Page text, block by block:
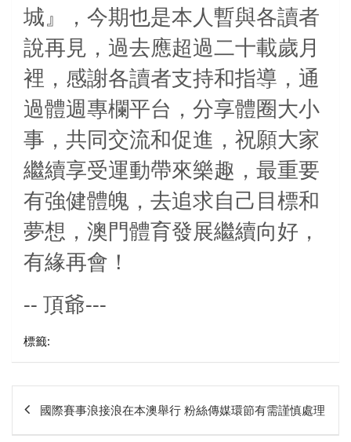
城』，今期也是本人暫與各讀者
說再見，過去應超過二十載歲月
裡，感謝各讀者支持和指導，通
過體週專欄平台，分享體圈大小
事，共同交流和促進，祝願大家
繼續享受運動帶來樂趣，最重要
有強健體魄，去追求自己目標和
夢想，澳門體育發展繼續向好，
有緣再會！
-- 頂爺---
標籤:
章
國際賽事浪接浪在本澳舉行 粉絲傳媒環節有需謹慎處理